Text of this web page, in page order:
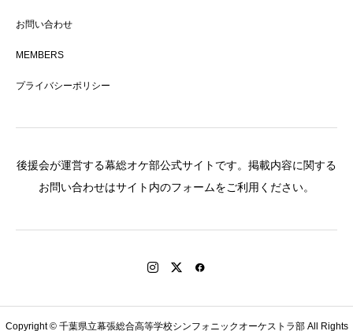
お問い合わせ
MEMBERS
プライバシーポリシー
後援会が運営する幕総オケ部公式サイトです。掲載内容に関する
お問い合わせはサイト内のフォームをご利用ください。
Copyright © 千葉県立幕張総合高等学校シンフォニックオーケストラ部 All Rights